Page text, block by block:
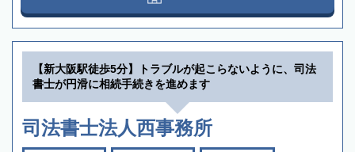
【新大阪駅徒歩5分】トラブルが起こらないように、司法
書士が円滑に相続手続きを進めます
司法書士法人西事務所